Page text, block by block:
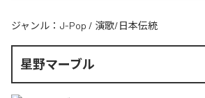
ジャンル： J-Pop / 演歌/日本伝統
星野マーブル